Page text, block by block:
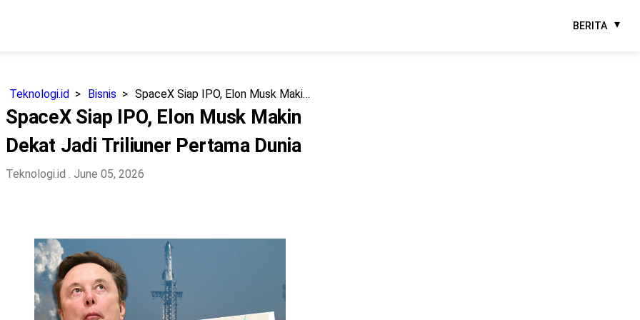
BERITA
Teknologi.id Bisnis SpaceX Siap IPO, Elon Musk Makin Dekat Jadi Triliuner Pertama Dunia
SpaceX Siap IPO, Elon Musk Makin
Dekat Jadi Triliuner Pertama Dunia
Teknologi.id . June 05, 2026